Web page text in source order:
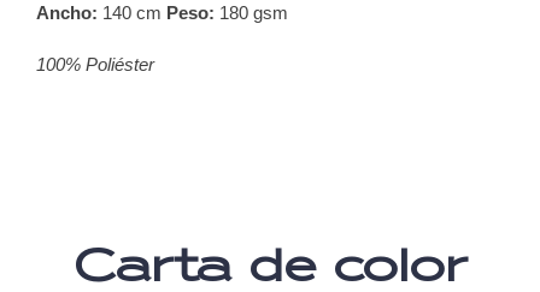
Ancho: 140 cm Peso: 180 gsm
100% Poliéster
Carta de color